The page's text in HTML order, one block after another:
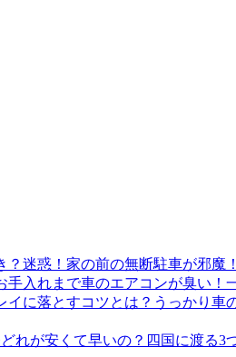
迷惑！家の前の無断駐車が邪魔
車のエアコンが臭い！
うっかり車
四国に渡る3